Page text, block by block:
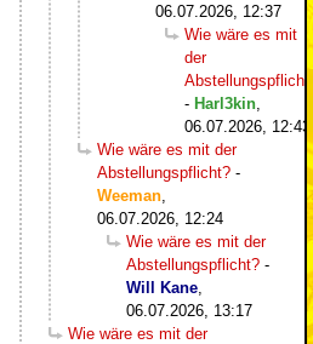
06.07.2026, 12:37
Wie wäre es mit
der
- Harl3kin
06.07.2026, 12:43
Wie wäre es mit der
Abstellungspflicht? -
Weeman
06.07.2026, 12:24
Wie wäre es mit der
Abstellungspflicht? -
Will Kane
06.07.2026, 13:17
Wie wäre es mit der